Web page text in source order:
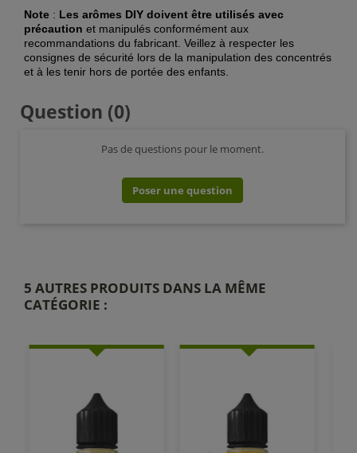
Note : Les arômes DIY doivent être utilisés avec
précaution et manipulés conformément aux
recommandations du fabricant. Veillez à respecter les
consignes de sécurité lors de la manipulation des concentrés
et à les tenir hors de portée des enfants.
Question (0)
Pas de questions pour le moment.
Poser une question
5 AUTRES PRODUITS DANS LA MÊME
CATÉGORIE :